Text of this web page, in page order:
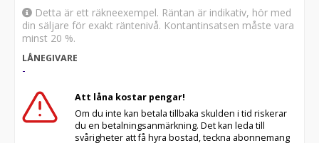
Detta är ett räkneexempel. Räntan är indikativ, hör med
din säljare för exakt räntenivå. Kontantinsatsen måste vara
minst 20 %.
LÅNEGIVARE
-
Att låna kostar pengar!
Om du inte kan betala tillbaka skulden i tid riskerar
du en betalningsanmärkning. Det kan leda till
svårigheter att få hyra bostad, teckna abonnemang